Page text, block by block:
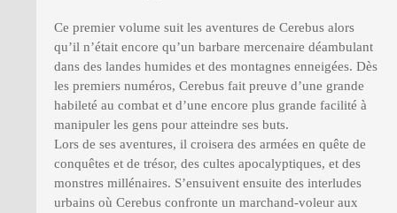
Ce premier volume suit les aventures de Cerebus alors
qu’il n’était encore qu’un barbare mercenaire déambulant
dans des landes humides et des montagnes enneigées. Dès
les premiers numéros, Cerebus fait preuve d’une grande
habileté au combat et d’une encore plus grande facilité à
manipuler les gens pour atteindre ses buts.
Lors de ses aventures, il croisera des armées en quête de
conquêtes et de trésor, des cultes apocalyptiques, et des
monstres millénaires. S’ensuivent ensuite des interludes
urbains où Cerebus confronte un marchand-voleur aux